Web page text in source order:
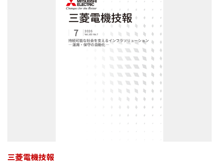
三菱電機技報